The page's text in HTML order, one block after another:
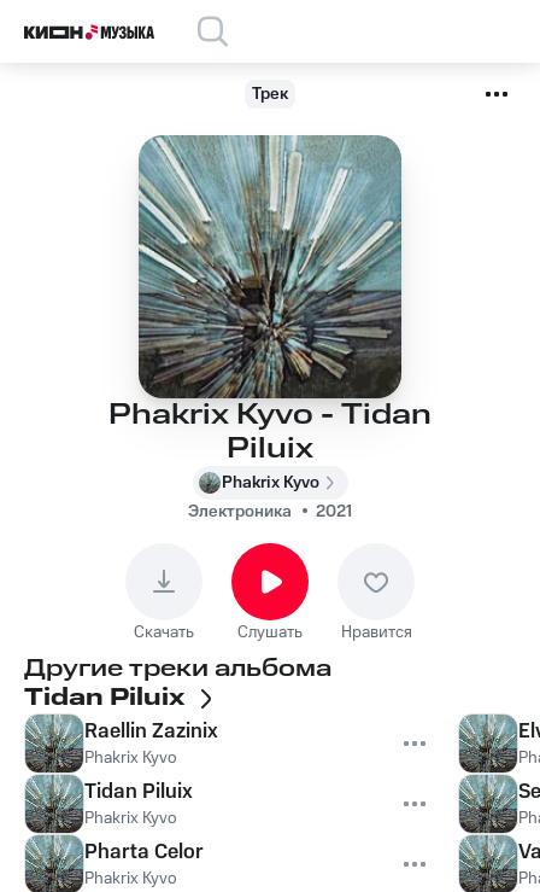
Трек
Phakrix Kyvo - Tidan
Piluix
Phakrix Kyvo
Электроника
2021
Скачать Слушать Нравится
Другие треки альбома
Tidan Piluix
Raellin Zazinix
Phakrix Kyvo
Tidan Piluix
Phakrix Kyvo
Pharta Celor
Phakrix Kyvo